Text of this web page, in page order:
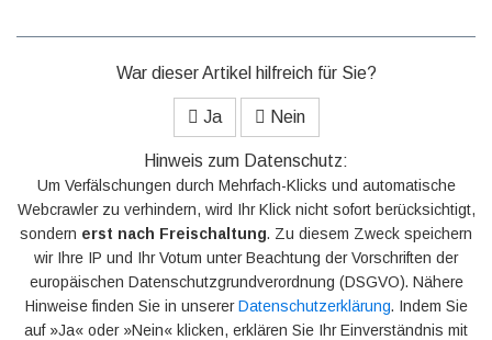
War dieser Artikel hilfreich für Sie?
Ja Nein
Hinweis zum Datenschutz:
Um Verfälschungen durch Mehrfach-Klicks und automatische
Webcrawler zu verhindern, wird Ihr Klick nicht sofort berücksichtigt,
sondern erst nach Freischaltung. Zu diesem Zweck speichern
wir Ihre IP und Ihr Votum unter Beachtung der Vorschriften der
europäischen Datenschutzgrundverordnung (DSGVO). Nähere
Hinweise finden Sie in unsererDatenschutzerklärung. Indem Sie
auf »Ja« oder »Nein« klicken, erklären Sie Ihr Einverständnis mit